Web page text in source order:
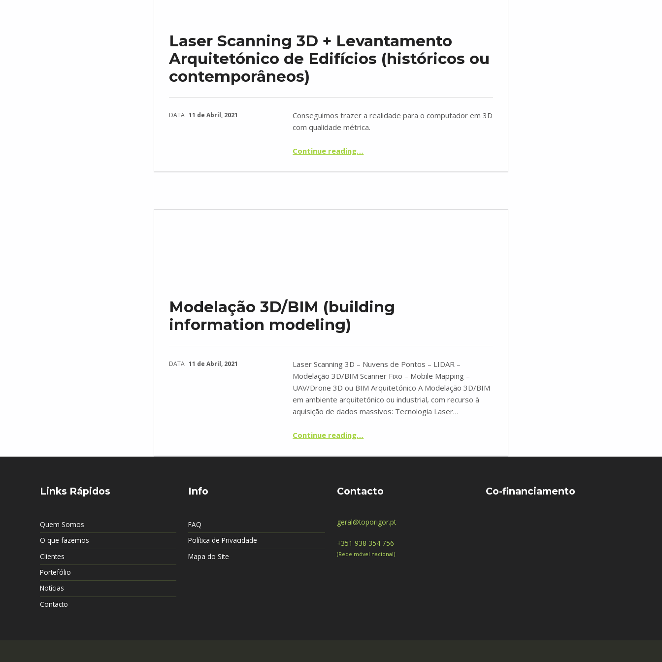
Laser Scanning 3D + Levantamento
Arquitetónico de Edifícios (históricos ou
contemporâneos)
DATA 11 de Abril, 2021
Conseguimos trazer a realidade para o computador em 3D
com qualidade métrica.
Continue reading“Laser Scanning 3D + Levantamento Arquitetónico de Edifícios (históricos ou contemporâneos)”
…
Modelação 3D/BIM (building
information modeling)
DATA 11 de Abril, 2021
Laser Scanning 3D – Nuvens de Pontos – LIDAR –
Modelação 3D/BIM Scanner Fixo – Mobile Mapping –
UAV/Drone 3D ou BIM Arquitetónico A Modelação 3D/BIM
em ambiente arquitetónico ou industrial, com recurso à
aquisição de dados massivos: Tecnologia Laser…
Continue reading…
Links Rápidos
Quem Somos
O que fazemos
Clientes
Portefólio
Notícias
Contacto
Info
FAQ
Política de Privacidade
Mapa do Site
Contacto
geral@toporigor.pt
+351 938 354 756
(Rede móvel nacional)
Co-financiamento